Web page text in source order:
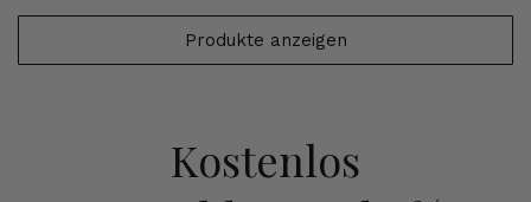
Produkte anzeigen
Kostenlos